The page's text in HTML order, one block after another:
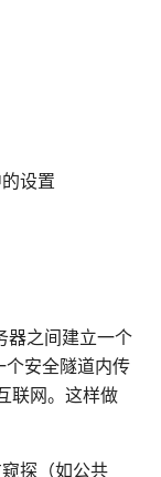
设置
器之间建立一个
个安全隧道内传
联网。这样做
探（如公共